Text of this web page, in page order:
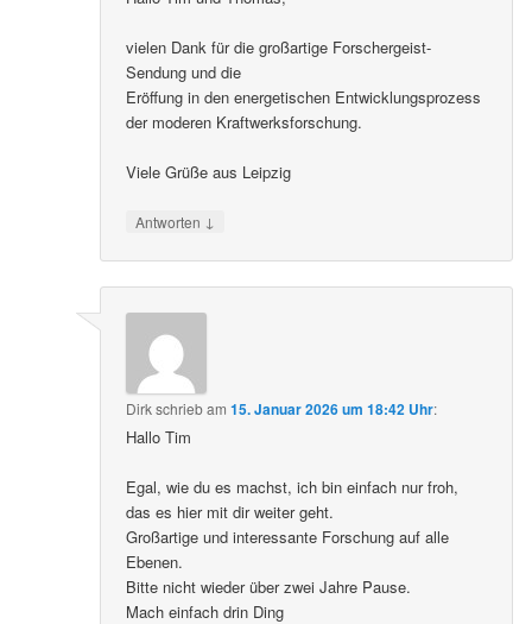
vielen Dank für die großartige Forschergeist-
Sendung und die
Eröffung in den energetischen Entwicklungsprozess
der moderen Kraftwerksforschung.
Viele Grüße aus Leipzig
Antworten ↓
Dirkschriebam15. Januar 2026 um 18:42 Uhr:
Hallo Tim
Egal, wie du es machst, ich bin einfach nur froh,
das es hier mit dir weiter geht.
Großartige und interessante Forschung auf alle
Ebenen.
Bitte nicht wieder über zwei Jahre Pause.
Mach einfach drin Ding